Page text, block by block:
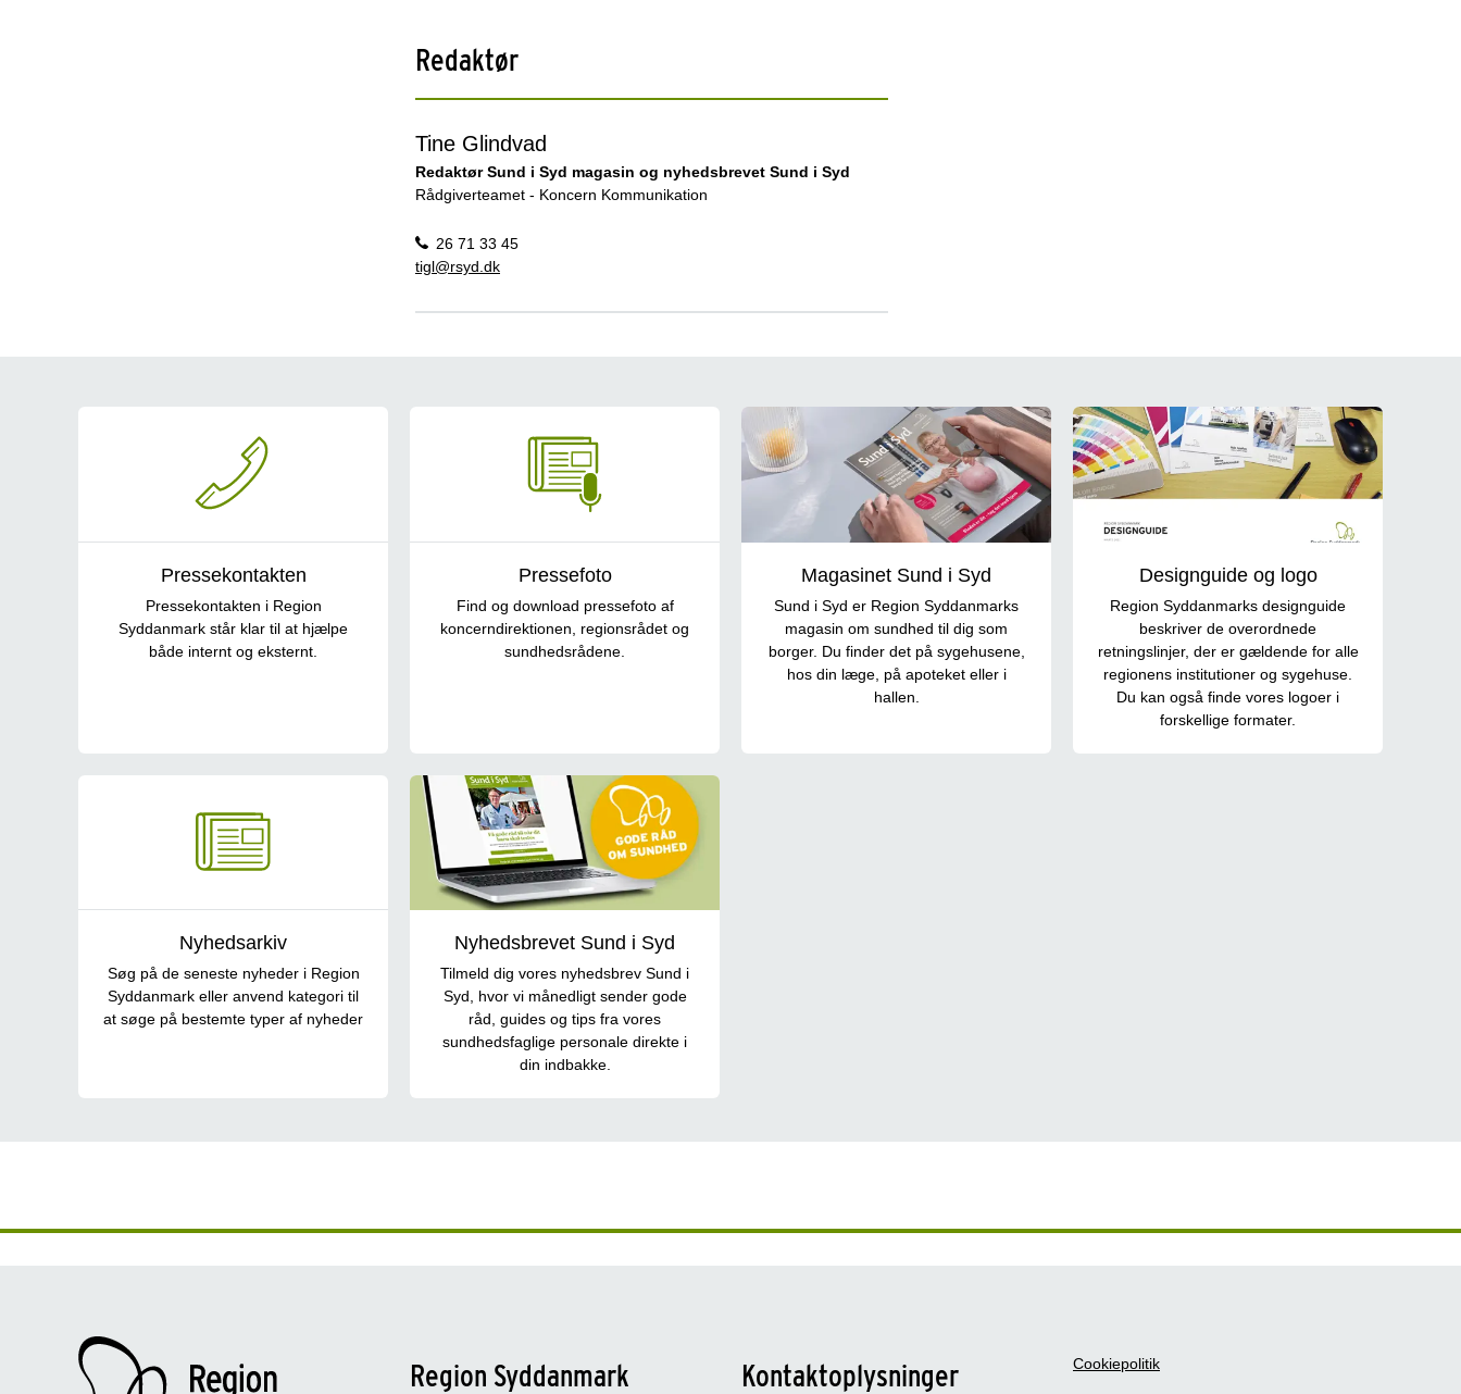
Redaktør
Tine Glindvad
Redaktør Sund i Syd magasin og nyhedsbrevet Sund i Syd
Rådgiverteamet - Koncern Kommunikation
26 71 33 45
tigl@rsyd.dk
Pressekontakten
Pressekontakten i Region
Syddanmark står klar til at hjælpe
både internt og eksternt.
Pressefoto
Find og download pressefoto af
koncerndirektionen, regionsrådet og
sundhedsrådene.
Magasinet Sund i Syd
Sund i Syd er Region Syddanmarks
magasin om sundhed til dig som
borger. Du finder det på sygehusene,
hos din læge, på apoteket eller i
hallen.
Designguide og logo
Region Syddanmarks designguide
beskriver de overordnede
retningslinjer, der er gældende for alle
regionens institutioner og sygehuse.
Du kan også finde vores logoer i
forskellige formater.
Nyhedsarkiv
Søg på de seneste nyheder i Region
Syddanmark eller anvend kategori til
at søge på bestemte typer af nyheder
Nyhedsbrevet Sund i Syd
Tilmeld dig vores nyhedsbrev Sund i
Syd, hvor vi månedligt sender gode
råd, guides og tips fra vores
sundhedsfaglige personale direkte i
din indbakke.
Region Syddanmark Kontaktoplysninger Cookiepolitik